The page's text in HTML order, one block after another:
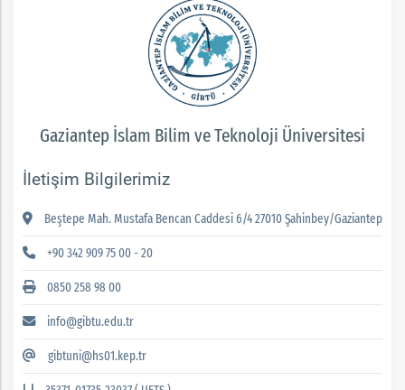
Gaziantep İslam Bilim ve Teknoloji Üniversitesi
İletişim Bilgilerimiz
Beştepe Mah. Mustafa Bencan Caddesi 6/4 27010 Şahinbey/Gaziantep
+90 342 909 75 00 - 20
0850 258 98 00
info@gibtu.edu.tr
gibtuni@hs01.kep.tr